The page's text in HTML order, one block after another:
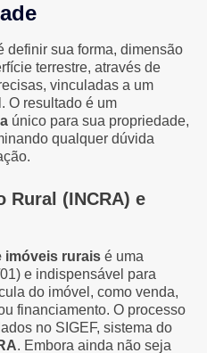
definir sua forma, dimensão
terrestre, através de
vinculadas a um
O resultado é um
único para sua propriedade,
qualquer dúvida
Rural (INCRA) e
imóveis rurais é uma
e indispensável para
do imóvel, como venda,
financiamento. O processo
no SIGEF, sistema do
. Embora ainda não seja